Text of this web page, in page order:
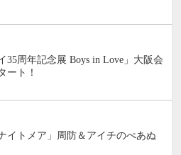
35周年記念展 Boys in Love」大阪会
ト！
イトメア」周防＆アイチのぺあぬ